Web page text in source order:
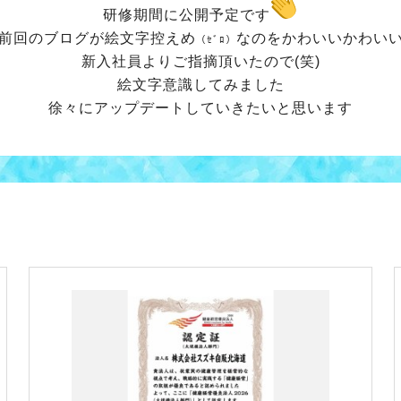
研修期間に公開予定です
回のブログが絵文字控えめ
（ｾﾞﾛ）
なのをかわいいかわい
新入社員よりご指摘頂いたので(笑)
絵文字意識してみました
徐々にアップデートしていきたいと思います